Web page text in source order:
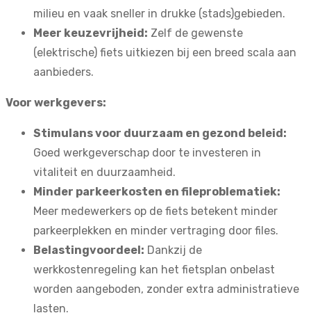
milieu en vaak sneller in drukke (stads)gebieden.
Meer keuzevrijheid: Zelf de gewenste
(elektrische) fiets uitkiezen bij een breed scala aan
aanbieders.
Voor werkgevers:
Stimulans voor duurzaam en gezond beleid:
Goed werkgeverschap door te investeren in
vitaliteit en duurzaamheid.
Minder parkeerkosten en fileproblematiek:
Meer medewerkers op de fiets betekent minder
parkeerplekken en minder vertraging door files.
Belastingvoordeel: Dankzij de
werkkostenregeling kan het fietsplan onbelast
worden aangeboden, zonder extra administratieve
lasten.